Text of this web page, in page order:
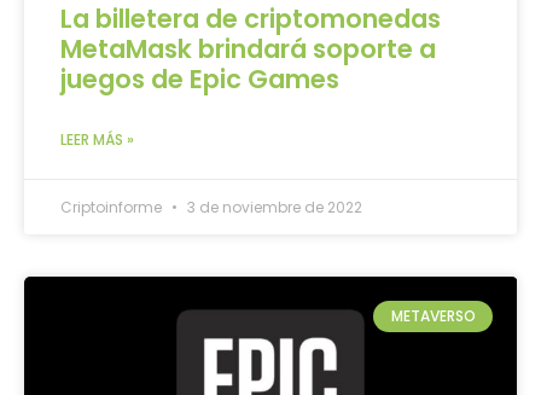
La billetera de criptomonedas
MetaMask brindará soporte a
juegos de Epic Games
LEER MÁS »
Criptoinforme 3 de noviembre de 2022
METAVERSO